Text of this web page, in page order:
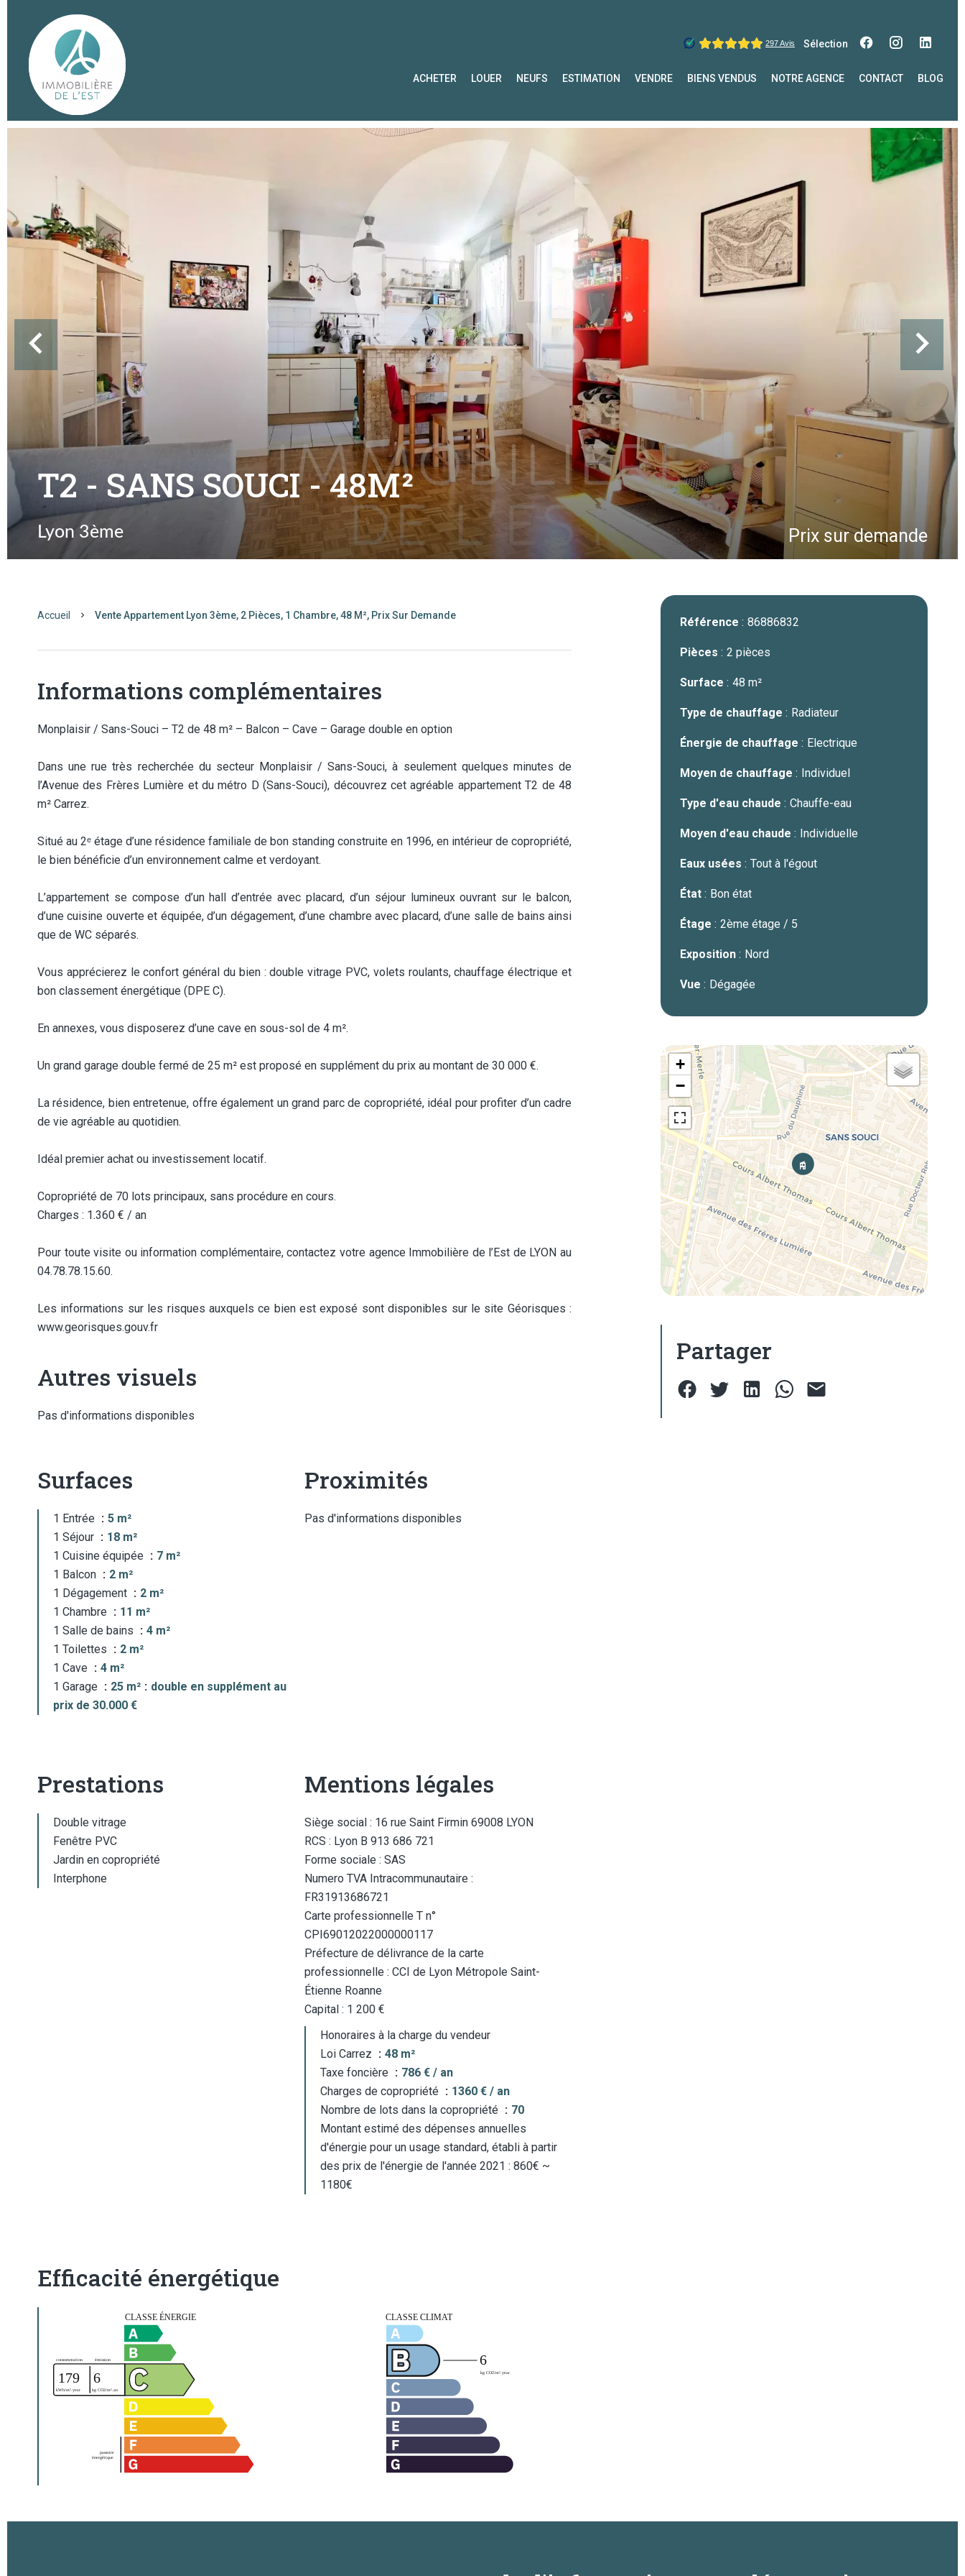
Sélection
ACHETER LOUER NEUFS ESTIMATION VENDRE BIENS VENDUS NOTRE AGENCE CONTACT BLOG
T2 - SANS SOUCI - 48M²
Lyon 3ème Prix sur demande
Accueil Vente Appartement Lyon 3ème, 2 Pièces, 1 Chambre, 48 M², Prix Sur Demande
Informations complémentaires
Monplaisir / Sans-Souci – T2 de 48 m² – Balcon – Cave – Garage double en option
Dans une rue très recherchée du secteur Monplaisir / Sans-Souci, à seulement quelques minutes de
l’Avenue des Frères Lumière et du métro D (Sans-Souci), découvrez cet agréable appartement T2 de 48
m² Carrez.
Situé au 2ᵉ étage d’une résidence familiale de bon standing construite en 1996, en intérieur de copropriété,
le bien bénéficie d’un environnement calme et verdoyant.
L’appartement se compose d’un hall d’entrée avec placard, d’un séjour lumineux ouvrant sur le balcon,
d’une cuisine ouverte et équipée, d’un dégagement, d’une chambre avec placard, d’une salle de bains ainsi
que de WC séparés.
Vous apprécierez le confort général du bien : double vitrage PVC, volets roulants, chauffage électrique et
bon classement énergétique (DPE C).
En annexes, vous disposerez d’une cave en sous-sol de 4 m².
Un grand garage double fermé de 25 m² est proposé en supplément du prix au montant de 30 000 €.
La résidence, bien entretenue, offre également un grand parc de copropriété, idéal pour profiter d’un cadre
de vie agréable au quotidien.
Idéal premier achat ou investissement locatif.
Copropriété de 70 lots principaux, sans procédure en cours.
Charges : 1.360 € / an
Pour toute visite ou information complémentaire, contactez votre agence Immobilière de l’Est de LYON au
04.78.78.15.60.
Les informations sur les risques auxquels ce bien est exposé sont disponibles sur le site Géorisques :
www.georisques.gouv.fr
Autres visuels
Pas d'informations disponibles
Surfaces
1 Entrée
5 m²
1 Séjour
18 m²
1 Cuisine équipée
7 m²
1 Balcon
2 m²
1 Dégagement
2 m²
1 Chambre
11 m²
1 Salle de bains
4 m²
1 Toilettes
2 m²
1 Cave
4 m²
1 Garage
25 m²
double en supplément au
prix de 30.000 €
Proximités
Pas d'informations disponibles
Prestations
Double vitrage
Fenêtre PVC
Jardin en copropriété
Interphone
Mentions légales
Siège social : 16 rue Saint Firmin 69008 LYON
RCS : Lyon B 913 686 721
Forme sociale : SAS
Numero TVA Intracommunautaire :
FR31913686721
Carte professionnelle T n°
CPI69012022000000117
Préfecture de délivrance de la carte
professionnelle : CCI de Lyon Métropole Saint-
Étienne Roanne
Capital : 1 200 €
Honoraires à la charge du vendeur
Loi Carrez
48 m²
Taxe foncière
786 € / an
Charges de copropriété
1360 € / an
Nombre de lots dans la copropriété
70
Montant estimé des dépenses annuelles
d'énergie pour un usage standard, établi à partir
des prix de l'énergie de l'année 2021 : 860€ ~
1180€
Efficacité énergétique
Référence 86886832
Pièces 2 pièces
Surface 48 m²
Type de chauffage Radiateur
Énergie de chauffage Electrique
Moyen de chauffage Individuel
Type d'eau chaude Chauffe-eau
Moyen d'eau chaude Individuelle
Eaux usées Tout à l'égout
État Bon état
Étage 2ème étage / 5
Exposition Nord
Vue Dégagée
+
−
Partager